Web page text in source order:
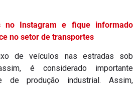
no Instagram e fique informado
no setor de transportes
de veículos nas estradas sob
é considerado importante
de produção industrial. Assim,